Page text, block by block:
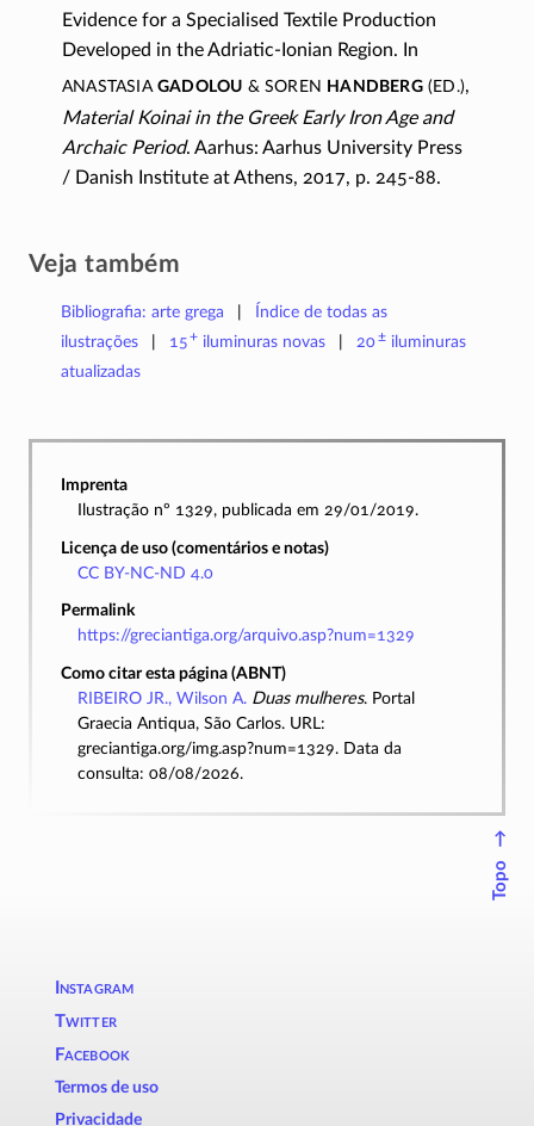
Evidence for a Specialised Textile Production
Developed in theAdriatic-Ionian Region. In
Anastasia Gadolou & Soren Handberg(ed.),
Material Koinai in the Greek Early Iron Age and
Archaic Period. Aarhus: Aarhus University Press
/ Danish Institute at Athens, 2017, p. 245-88.
Veja também
Bibliografia: arte grega
Índice de todas as
ilustrações
15+ iluminuras novas 20±iluminuras
atualizadas
Imprenta
Ilustração nº 1329, publicada em 29/01/2019.
Licença de uso (comentários e notas)
CC BY-NC-ND 4.0
Permalink
https://greciantiga.org/arquivo.asp?num=1329
Como citar esta página (ABNT)
RIBEIRO JR., Wilson A. Duas mulheres. Portal
Graecia Antiqua, São Carlos. URL:
greciantiga.org/img.asp?num=1329. Data da
consulta: 08/08/2026.
↑
Topo
Instagram
Twitter
Facebook
Termos de uso
Privacidade